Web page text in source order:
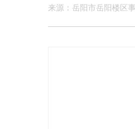
来源：岳阳市岳阳楼区